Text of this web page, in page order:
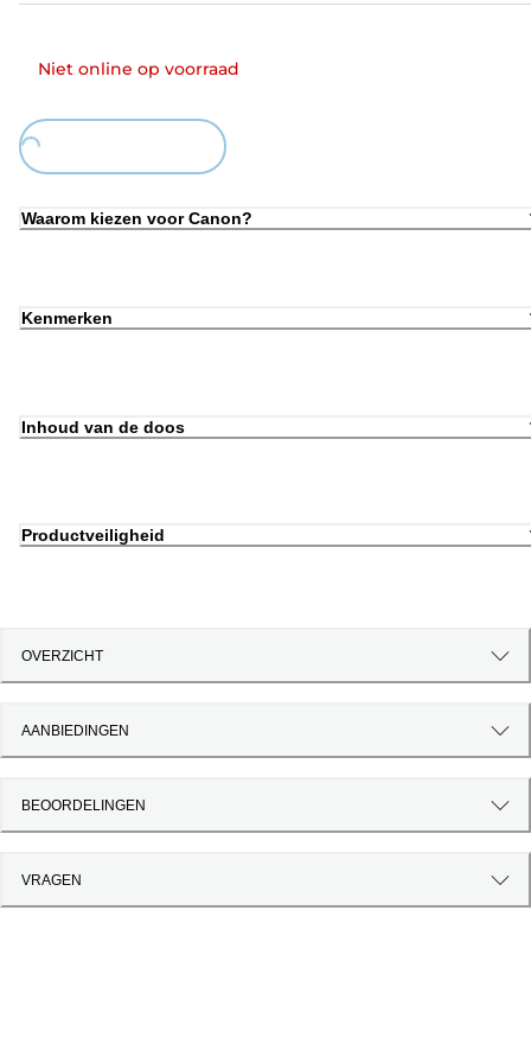
Niet online op voorraad
Loading...
Waarom kiezen voor Canon?
Kenmerken
Inhoud van de doos
Productveiligheid
OVERZICHT
AANBIEDINGEN
BEOORDELINGEN
VRAGEN